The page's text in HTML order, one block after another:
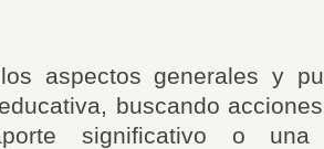
aspectos generales y
buscando
significativo o una